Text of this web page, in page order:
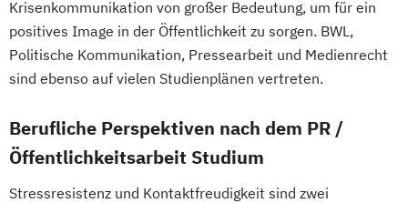
Krisenkommunikation von großer Bedeutung, um für ein
positives Image in der Öffentlichkeit zu sorgen. BWL,
Politische Kommunikation, Pressearbeit und Medienrecht
sind ebenso auf vielen Studienplänen vertreten.
Berufliche Perspektiven nach dem PR /
Öffentlichkeitsarbeit Studium
Stressresistenz und Kontaktfreudigkeit sind zwei